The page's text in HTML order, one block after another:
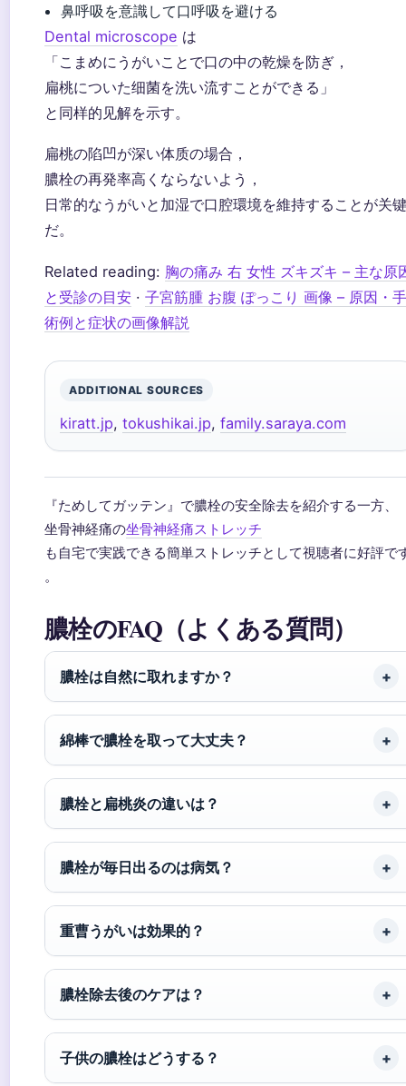
鼻呼吸を意識して口呼吸を避ける
Dental microscope は
「こまめにうがいことで口の中の乾燥を防ぎ，
扁桃についた细菌を洗い流すことができる」
と同样的见解を示す。
扁桃の陷凹が深い体质の場合，
膿栓の再発率高くならないよう，
日常的なうがいと加湿で口腔環境を維持することが关键
だ。
Related reading: 胸の痛み 右 女性 ズキズキ – 主な原
と受診の目安 · 子宮筋腫 お腹 ぽっこり 画像 – 原因・手
術例と症状の画像解説
ADDITIONAL SOURCES
kiratt.jp, tokushikai.jp, family.saraya.com
『ためしてガッテン』で膿栓の安全除去を紹介する一方、
坐骨神経痛の坐骨神経痛ストレッチ
も自宅で実践できる簡単ストレッチとして視聴者に好評で
。
膿栓のFAQ（よくある質問）
膿栓は自然に取れますか？
綿棒で膿栓を取って大丈夫？
膿栓と扁桃炎の違いは？
膿栓が毎日出るのは病気？
重曹うがいは効果的？
膿栓除去後のケアは？
子供の膿栓はどうする？